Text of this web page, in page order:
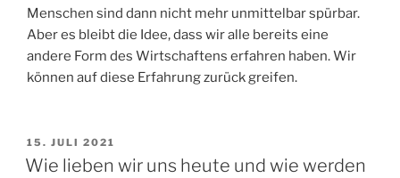
Menschen sind dann nicht mehr unmittelbar spürbar.
Aber es bleibt die Idee, dass wir alle bereits eine
andere Form des Wirtschaftens erfahren haben. Wir
können auf diese Erfahrung zurück greifen.
VERÖFFENTLICHT
AM
15. JULI 2021
Wie lieben wir uns heute und wie werden